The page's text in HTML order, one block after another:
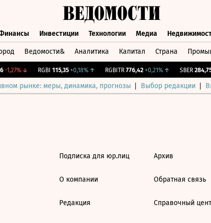
Инвестиции Технологии Медиа
Ведомости& Аналитика Капитал Страна
-1,27%↓ RGBI 115,35 +0,18%↑ RGBITR 776,42 +0,21%↑ SBER 284,75
рынке: меры, динамика, прогнозы Выбор редакции
Подписка для юр.лиц
О компании
Редакция
Архив
Обратная связь
Справочный